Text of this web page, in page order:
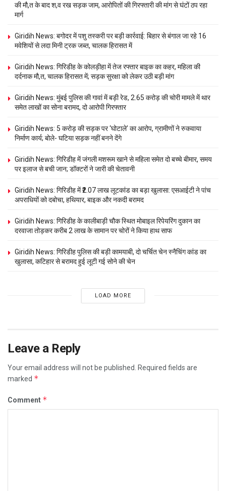
की मौ,त के बाद श,व रख सड़क जाम, आरोपितों की गिरफ्तारी की मांग से घंटों ठप रहा
मार्ग
Giridih News: बगोदर में पशु तस्करी पर बड़ी कार्रवाई: बिहार से बंगाल जा रहे 16
मवेशियों से लदा मिनी ट्रक जब्त, चालक हिरासत में
Giridih News: गिरिडीह के कोलड़ीहा में तेज रफ्तार बाइक का कहर, महिला की
दर्दनाक मौ,त, चालक हिरासत में; सड़क सुरक्षा को लेकर उठी बड़ी मांग
Giridih News: मुंबई पुलिस की गावां में बड़ी रेड, 2.65 करोड़ की चोरी मामले में थार
समेत लाखों का सोना बरामद, दो आरोपी गिरफ्तार
Giridih News: 5 करोड़ की सड़क पर ‘घोटाले’ का आरोप, ग्रामीणों ने रुकवाया
निर्माण कार्य; बोले- घटिया सड़क नहीं बनने देंगे
Giridih News: गिरिडीह में जंगली मशरूम खाने से महिला समेत दो बच्चे बीमार, समय
पर इलाज से बची जान; डॉक्टरों ने जारी की चेतावनी
Giridih News: गिरिडीह में ₹2.07 लाख लूटकांड का बड़ा खुलासा: एसआईटी ने पांच
अपराधियों को दबोचा, हथियार, बाइक और नकदी बरामद
Giridih News: गिरिडीह के कालीबाड़ी चौक स्थित मोबाइल रिपेयरिंग दुकान का
दरवाजा तोड़कर करीब 2 लाख के सामान पर चोरों ने किया हाथ साफ
Giridih News: गिरिडीह पुलिस की बड़ी कामयाबी, दो चर्चित चेन स्नैचिंग कांड का
खुलासा, कटिहार से बरामद हुई लूटी गई सोने की चेन
LOAD MORE
Leave a Reply
Your email address will not be published.
Required fields are
marked *
Comment *